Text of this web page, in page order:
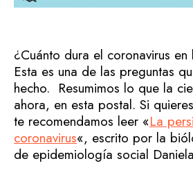
¿Cuánto dura el coronavirus en
Esta es una de las preguntas
hecho. Resumimos lo que la
ahora, en esta postal. Si
te recomendamos leer «La
coronavirus«, escrito por la
de epidemiología social